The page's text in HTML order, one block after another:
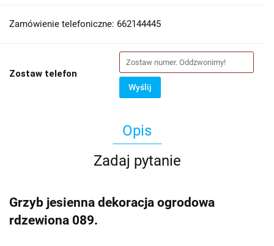
Zamówienie telefoniczne: 662144445
Zostaw telefon
Wyślij
Opis
Zadaj pytanie
Grzyb jesienna dekoracja ogrodowa
rdzewiona 089.